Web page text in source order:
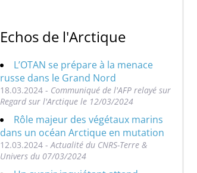
Echos de l'Arctique
L’OTAN se prépare à la menace
russe dans le Grand Nord
18.03.2024 - Communiqué de l'AFP relayé sur
Regard sur l'Arctique le 12/03/2024
Rôle majeur des végétaux marins
dans un océan Arctique en mutation
12.03.2024 - Actualité du CNRS-Terre &
Univers du 07/03/2024